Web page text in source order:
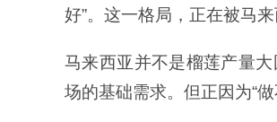
好”。这一格局，正在被马来
马来西亚并不是榴莲产量
场的基础需求。但正因为“